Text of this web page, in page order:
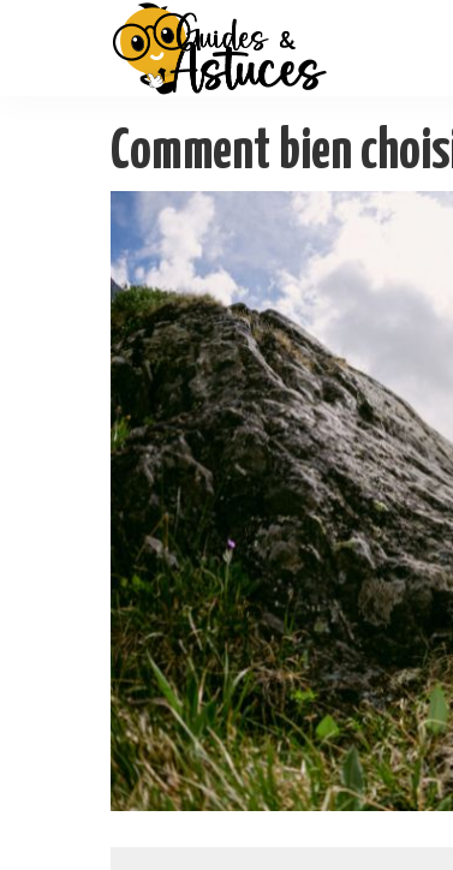
Comment bien